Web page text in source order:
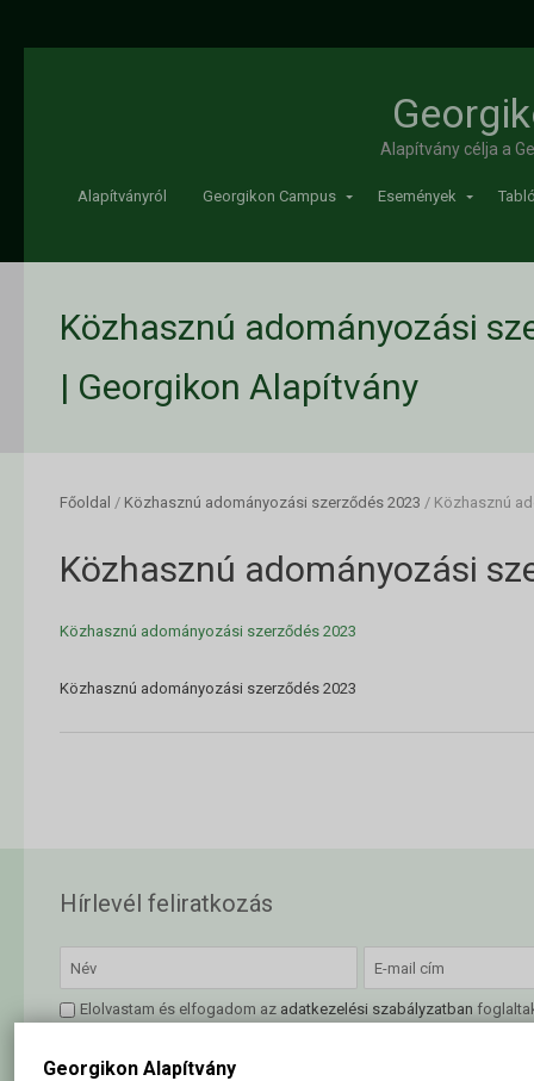
Georgikon Alapítvány
Alapítvány célja a
Alapítványról Georgikon Campus Események
Közhasznú adományozási
| Georgikon Alapítvány
Főoldal / Közhasznú adományozási szerződés 2023 / Közhasznú
Közhasznú adományozási
Közhasznú adományozási szerződés 2023
Közhasznú adományozási szerződés 2023
Hírlevél feliratkozás
Elolvastam és elfogadom az adatkezelési szabályzatban